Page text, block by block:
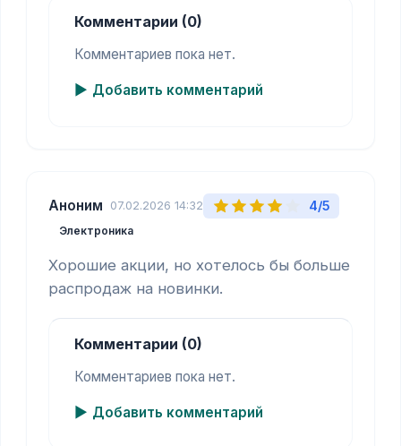
Комментарии (0)
Комментариев пока нет.
Добавить комментарий
Аноним 07.02.2026 14:32 4/5
Электроника
Хорошие акции, но хотелось бы больше
распродаж на новинки.
Комментарии (0)
Комментариев пока нет.
Добавить комментарий